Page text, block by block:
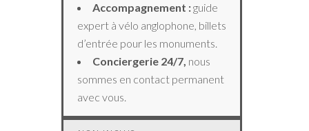
Accompagnement :guide
expert à vélo anglophone, billets
d’entrée pour les monuments.
Conciergerie 24/7, nous
sommes en contact permanent
avec vous.